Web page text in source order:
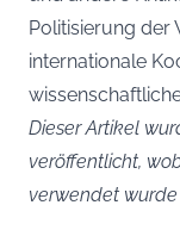
Politisierung der
internationale
Dieser Artikel
veröffentlicht,
verwendet wurde